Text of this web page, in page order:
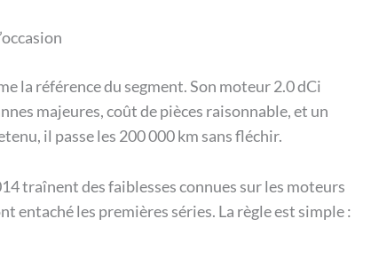
la référence du segment. Son moteur 2.0 dCi
majeures, coût de pièces raisonnable, et un
il passe les 200 000 km sans fléchir.
traînent des faiblesses connues sur les moteurs
entaché les premières séries. La règle est simple :